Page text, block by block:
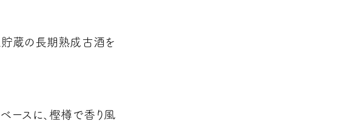
貯蔵の長期熟成古酒を
ースに、樫樽で香り風